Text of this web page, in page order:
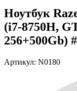
Ноутбук
(i7-8750H,
256+500Gb)
Артикул: N0180